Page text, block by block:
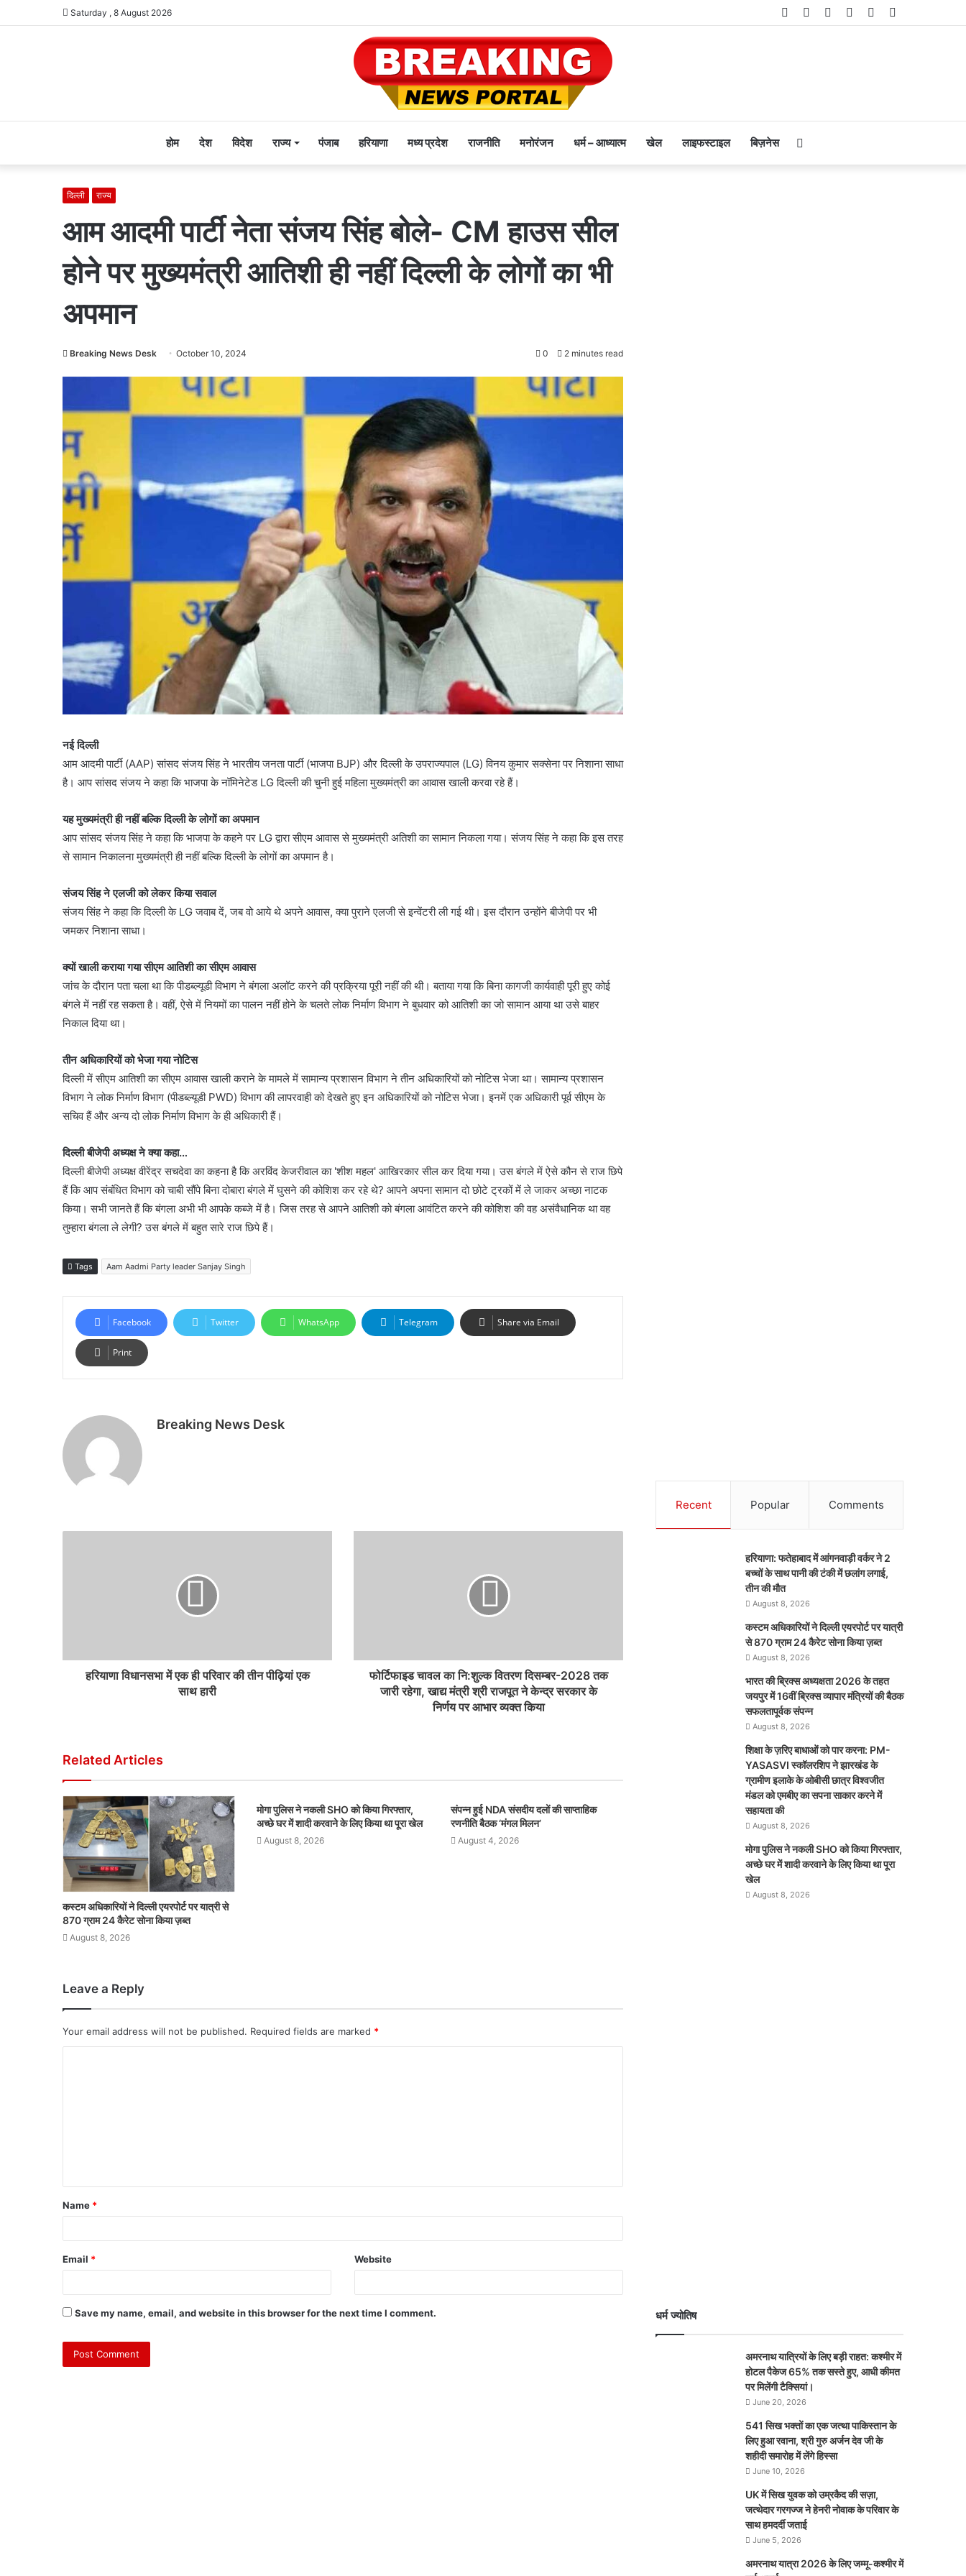
Saturday , 8 August 2026 Telegram
Instagram
YouTube
Twitter
Facebook
होम देश विदेश राज्य पंजाब हरियाणा मध्य प्रदेश राजनीति मनोरंजन धर्म – आध्यात्म खेल लाइफस्टाइल बिज़नेस
दिल्ली राज्य
आम आदमी पार्टी नेता संजय सिंह बोले- CM हाउस सील
होने पर मुख्यमंत्री आतिशी ही नहीं दिल्ली के लोगों का भी
अपमान
Breaking News Desk October 10, 2024 0 2 minutes read
नई दिल्ली
आम आदमी पार्टी (AAP) सांसद संजय सिंह ने भारतीय जनता पार्टी (भाजपा BJP) और दिल्ली के उपराज्यपाल (LG) विनय कुमार सक्सेना पर निशाना साधा
है। आप सांसद संजय ने कहा कि भाजपा के नॉमिनेटेड LG दिल्ली की चुनी हुई महिला मुख्यमंत्री का आवास खाली करवा रहे हैं।
यह मुख्यमंत्री ही नहीं बल्कि दिल्ली के लोगों का अपमान
आप सांसद संजय सिंह ने कहा कि भाजपा के कहने पर LG द्वारा सीएम आवास से मुख्यमंत्री अतिशी का सामान निकला गया। संजय सिंह ने कहा कि इस तरह
से सामान निकालना मुख्यमंत्री ही नहीं बल्कि दिल्ली के लोगों का अपमान है।
संजय सिंह ने एलजी को लेकर किया सवाल
संजय सिंह ने कहा कि दिल्ली के LG जवाब दें, जब वो आये थे अपने आवास, क्या पुराने एलजी से इन्वेंटरी ली गई थी। इस दौरान उन्होंने बीजेपी पर भी
जमकर निशाना साधा।
क्यों खाली कराया गया सीएम आतिशी का सीएम आवास
जांच के दौरान पता चला था कि पीडब्ल्यूडी विभाग ने बंगला अलॉट करने की प्रक्रिया पूरी नहीं की थी। बताया गया कि बिना कागजी कार्यवाही पूरी हुए कोई
बंगले में नहीं रह सकता है। वहीं, ऐसे में नियमों का पालन नहीं होने के चलते लोक निर्माण विभाग ने बुधवार को आतिशी का जो सामान आया था उसे बाहर
निकाल दिया था।
तीन अधिकारियों को भेजा गया नोटिस
दिल्ली में सीएम आतिशी का सीएम आवास खाली कराने के मामले में सामान्य प्रशासन विभाग ने तीन अधिकारियों को नोटिस भेजा था। सामान्य प्रशासन
विभाग ने लोक निर्माण विभाग (पीडब्ल्यूडी PWD) विभाग की लापरवाही को देखते हुए इन अधिकारियों को नोटिस भेजा। इनमें एक अधिकारी पूर्व सीएम के
सचिव हैं और अन्य दो लोक निर्माण विभाग के ही अधिकारी हैं।
दिल्ली बीजेपी अध्यक्ष ने क्या कहा…
दिल्ली बीजेपी अध्यक्ष वीरेंद्र सचदेवा का कहना है कि अरविंद केजरीवाल का 'शीश महल' आखिरकार सील कर दिया गया। उस बंगले में ऐसे कौन से राज छिपे
हैं कि आप संबंधित विभाग को चाबी सौंपे बिना दोबारा बंगले में घुसने की कोशिश कर रहे थे? आपने अपना सामान दो छोटे ट्रकों में ले जाकर अच्छा नाटक
किया। सभी जानते हैं कि बंगला अभी भी आपके कब्जे में है। जिस तरह से आपने आतिशी को बंगला आवंटित करने की कोशिश की वह असंवैधानिक था वह
तुम्हारा बंगला ले लेगी? उस बंगले में बहुत सारे राज छिपे हैं।
Tags Aam Aadmi Party leader Sanjay Singh
Facebook Twitter WhatsApp Telegram Share via Email
Print
Breaking News Desk
हरियाणा विधानसभा में एक ही परिवार की तीन पीढ़ियां एक
साथ हारी
फोर्टिफाइड चावल का नि:शुल्क वितरण दिसम्बर-2028 तक
जारी रहेगा, खाद्य मंत्री श्री राजपूत ने केन्द्र सरकार के
निर्णय पर आभार व्यक्त किया
Related Articles
कस्टम अधिकारियों ने दिल्ली एयरपोर्ट पर यात्री से
870 ग्राम 24 कैरेट सोना किया ज़ब्त
August 8, 2026
मोगा पुलिस ने नकली SHO को किया गिरफ्तार,
अच्छे घर में शादी करवाने के लिए किया था पूरा खेल
August 8, 2026
संपन्न हुई NDA संसदीय दलों की साप्ताहिक
रणनीति बैठक ‘मंगल मिलन’
August 4, 2026
Leave a Reply
Your email address will not be published. Required fields are marked *
Name *
Email * Website
Save my name, email, and website in this browser for the next time I comment.
Recent Popular Comments
हरियाणा: फतेहाबाद में आंगनवाड़ी वर्कर ने 2
बच्चों के साथ पानी की टंकी में छलांग लगाई,
तीन की मौत
August 8, 2026
कस्टम अधिकारियों ने दिल्ली एयरपोर्ट पर यात्री
से 870 ग्राम 24 कैरेट सोना किया ज़ब्त
August 8, 2026
भारत की ब्रिक्‍स अध्यक्षता 2026 के तहत
जयपुर में 16वीं ब्रिक्‍स व्यापार मंत्रियों की बैठक
सफलतापूर्वक संपन्न
August 8, 2026
शिक्षा के ज़रिए बाधाओं को पार करना: PM-
YASASVI स्कॉलरशिप ने झारखंड के
ग्रामीण इलाके के ओबीसी छात्र विश्वजीत
मंडल को एमबीए का सपना साकार करने में
सहायता की
August 8, 2026
मोगा पुलिस ने नकली SHO को किया गिरफ्तार,
अच्छे घर में शादी करवाने के लिए किया था पूरा
खेल
August 8, 2026
धर्म ज्योतिष
अमरनाथ यात्रियों के लिए बड़ी राहत: कश्मीर में
होटल पैकेज 65% तक सस्ते हुए, आधी कीमत
पर मिलेंगी टैक्सियां।
June 20, 2026
541 सिख भक्तों का एक जत्था पाकिस्तान के
लिए हुआ रवाना, श्री गुरु अर्जन देव जी के
शहीदी समारोह में लेंगे हिस्सा
June 10, 2026
UK में सिख युवक को उम्रकैद की सज़ा,
जत्थेदार गरगज्ज ने हेनरी नोवाक के परिवार के
साथ हमदर्दी जताई
June 5, 2026
अमरनाथ यात्रा 2026 के लिए जम्मू-कश्मीर में